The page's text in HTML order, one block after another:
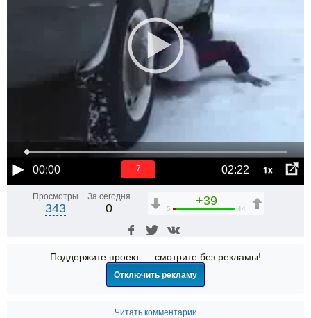
00:00 02:22 1x
6
Просмотры
343
За сегодня
0
+39
5 44
Поддержите проект — смотрите без рекламы!
Отключить рекламу
Читать комментарии